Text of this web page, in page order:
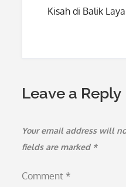
Kisah di Balik
Leave a Reply
Your email address will
fields are marked *
Comment *